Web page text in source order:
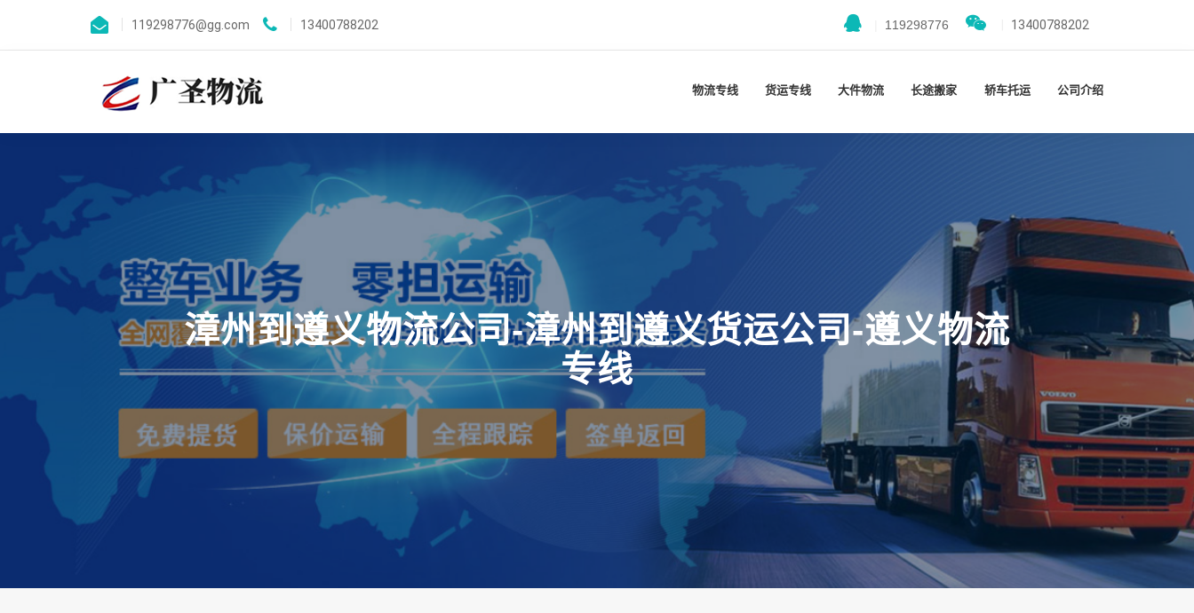
119298776@gg.com 13400788202 119298776 13400788202
物流专线 货运专线 大件物流 长途搬家 轿车托运 公司介绍
漳州到遵义物流公司-漳州到遵义货运公司-遵义物流
专线